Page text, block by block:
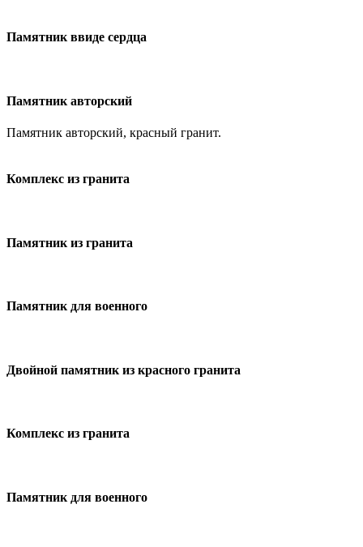
Памятник ввиде сердца
Памятник авторский
Памятник авторский, красный гранит.
Комплекс из гранита
Памятник из гранита
Памятник для военного
Двойной памятник из красного гранита
Комплекс из гранита
Памятник для военного